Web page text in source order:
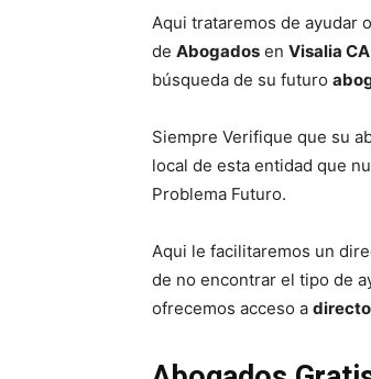
Aqui trataremos de ayudar
de Abogados en Visalia CA
búsqueda de su futuro
Siempre Verifique que su
local de esta entidad que
Problema Futuro.
Aqui le facilitaremos un
de no encontrar el tipo de
ofrecemos acceso a